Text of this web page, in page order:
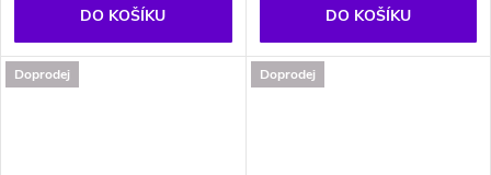
DO KOŠÍKU DO KOŠÍKU
Doprodej Doprodej